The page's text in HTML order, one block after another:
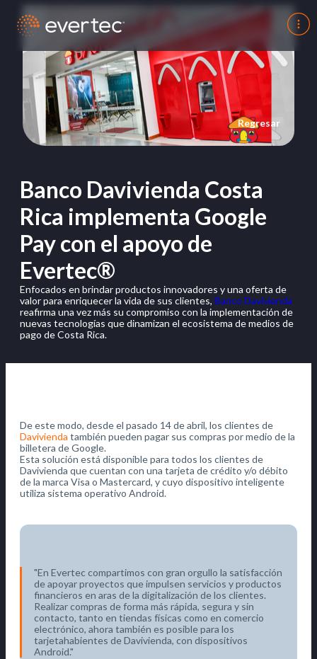
Regresar
Banco Davivienda Costa
Rica implementa Google
Pay con el apoyo de
Evertec®
Enfocados en brindar productos innovadores y una oferta de
valor para enriquecer la vida de sus clientes, Banco Davivienda
reafirma una vez más su compromiso con la implementación de
nuevas tecnologías que dinamizan el ecosistema de medios de
pago de Costa Rica.
De este modo, desde el pasado 14 de abril, los clientes de
Davivienda también pueden pagar sus compras por medio de la
billetera de Google.
Esta solución está disponible para todos los clientes de
Davivienda que cuentan con una tarjeta de crédito y/o débito
de la marca Visa o Mastercard, y cuyo dispositivo inteligente
utiliza sistema operativo Android.
En Evertec compartimos con gran orgullo la satisfacción
de apoyar proyectos que impulsen servicios y productos
financieros en aras de la digitalización de los clientes.
Realizar compras de forma más rápida, segura y sin
contacto, tanto en tiendas físicas como en comercio
electrónico, ahora también es posible para los
tarjetahabientes de Davivienda, con dispositivos
Android.